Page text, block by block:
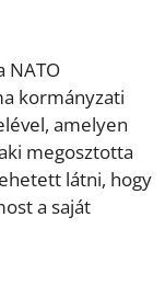
NATO
kormányzati
amelyen
megosztotta
látni, hogy
a saját